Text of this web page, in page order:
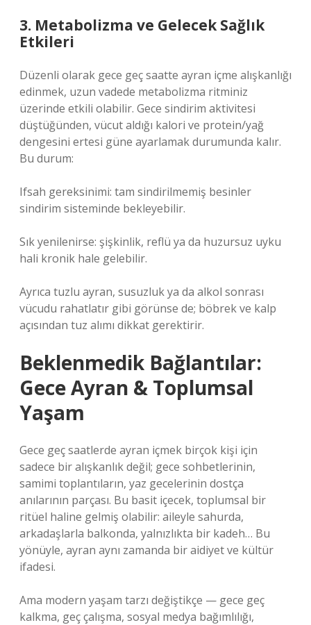
3. Metabolizma ve Gelecek Sağlık
Etkileri
Düzenli olarak gece geç saatte ayran içme alışkanlığı
edinmek, uzun vadede metabolizma ritminiz
üzerinde etkili olabilir. Gece sindirim aktivitesi
düştüğünden, vücut aldığı kalori ve protein/yağ
dengesini ertesi güne ayarlamak durumunda kalır.
Bu durum:
Ifsah gereksinimi: tam sindirilmemiş besinler
sindirim sisteminde bekleyebilir.
Sık yenilenirse: şişkinlik, reflü ya da huzursuz uyku
hali kronik hale gelebilir.
Ayrıca tuzlu ayran, susuzluk ya da alkol sonrası
vücudu rahatlatır gibi görünse de; böbrek ve kalp
açısından tuz alımı dikkat gerektirir.
Beklenmedik Bağlantılar:
Gece Ayran & Toplumsal
Yaşam
Gece geç saatlerde ayran içmek birçok kişi için
sadece bir alışkanlık değil; gece sohbetlerinin,
samimi toplantıların, yaz gecelerinin dostça
anılarının parçası. Bu basit içecek, toplumsal bir
ritüel haline gelmiş olabilir: aileyle sahurda,
arkadaşlarla balkonda, yalnızlıkta bir kadeh… Bu
yönüyle, ayran aynı zamanda bir aidiyet ve kültür
ifadesi.
Ama modern yaşam tarzı değiştikçe — gece geç
kalkma, geç çalışma, sosyal medya bağımlılığı,